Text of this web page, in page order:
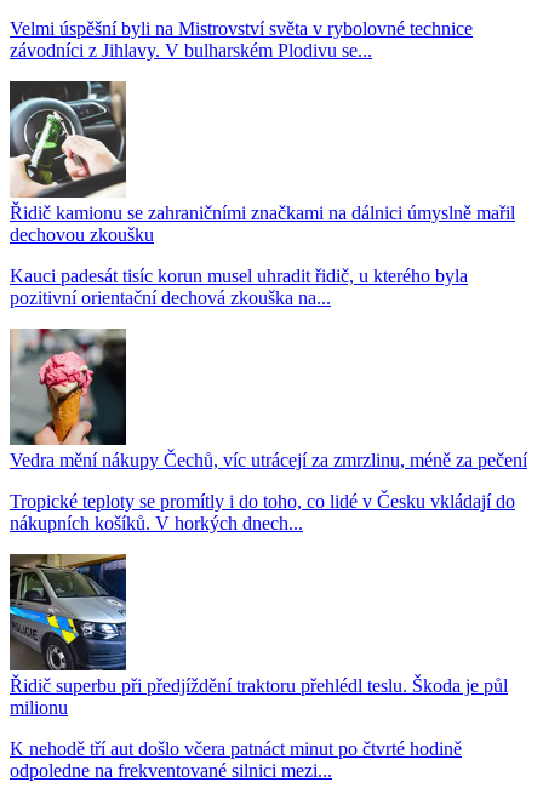
Velmi úspěšní byli na Mistrovství světa v rybolovné technice
závodníci z Jihlavy. V bulharském Plodivu se...
Řidič kamionu se zahraničními značkami na dálnici úmyslně mařil
dechovou zkoušku
Kauci padesát tisíc korun musel uhradit řidič, u kterého byla
pozitivní orientační dechová zkouška na...
Vedra mění nákupy Čechů, víc utrácejí za zmrzlinu, méně za pečení
Tropické teploty se promítly i do toho, co lidé v Česku vkládají do
nákupních košíků. V horkých dnech...
Řidič superbu při předjíždění traktoru přehlédl teslu. Škoda je půl
milionu
K nehodě tří aut došlo včera patnáct minut po čtvrté hodině
odpoledne na frekventované silnici mezi...